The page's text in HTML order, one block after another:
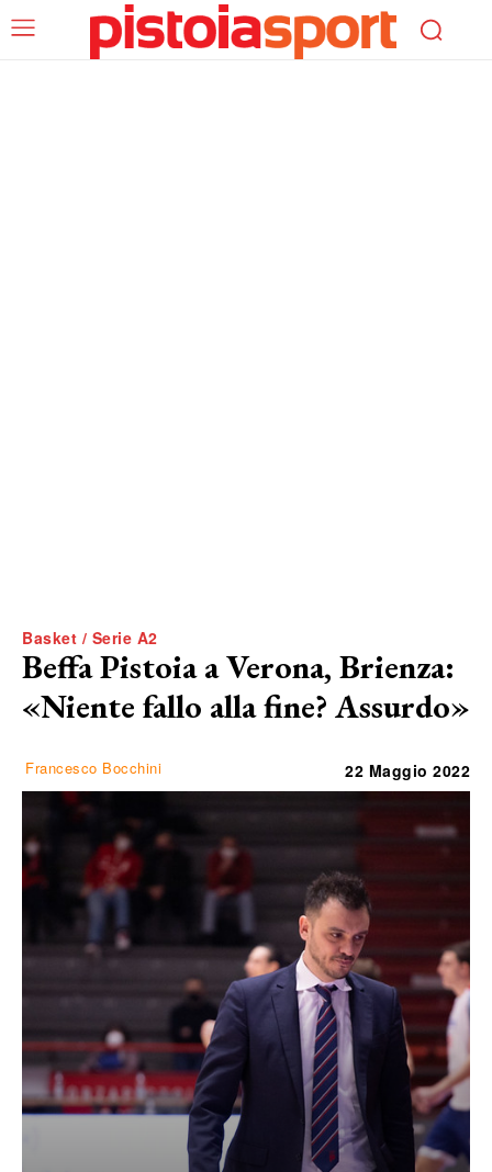
Basket / Serie A2
Beffa Pistoia a Verona, Brienza:
«Niente fallo alla fine? Assurdo»
Francesco Bocchini 22 Maggio 2022